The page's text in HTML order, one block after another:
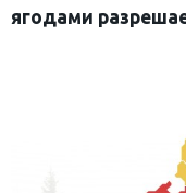
ягодами